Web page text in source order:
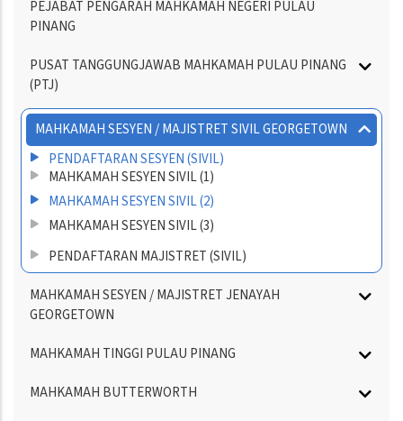
Directory
PEJABAT PENGARAH MAHKAMAH NEGERI PULAU
PINANG
PUSAT TANGGUNGJAWAB MAHKAMAH PULAU PINANG
(PTJ)
MAHKAMAH SESYEN / MAJISTRET SIVIL GEORGETOWN
PENDAFTARAN SESYEN (SIVIL)
MAHKAMAH SESYEN SIVIL (1)
MAHKAMAH SESYEN SIVIL (2)
MAHKAMAH SESYEN SIVIL (3)
PENDAFTARAN MAJISTRET (SIVIL)
MAHKAMAH SESYEN / MAJISTRET JENAYAH
GEORGETOWN
MAHKAMAH TINGGI PULAU PINANG
MAHKAMAH BUTTERWORTH